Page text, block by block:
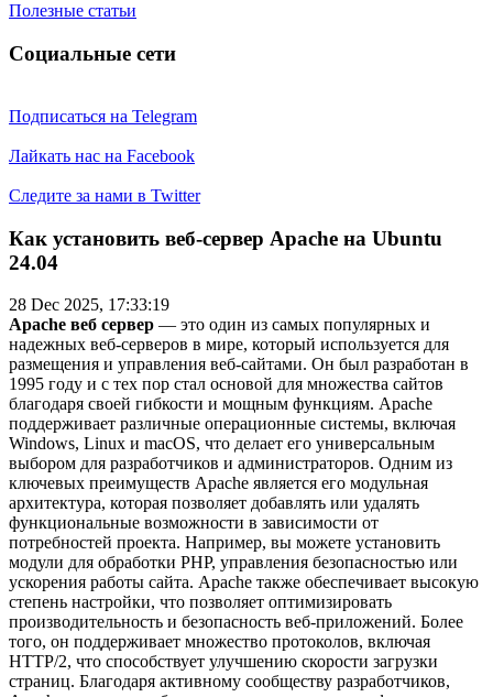
Полезные статьи
Социальные сети
Подписаться на Telegram
Лайкать нас на Facebook
Следите за нами в Twitter
Как установить веб-сервер Apache на Ubuntu
24.04
28 Dec 2025, 17:33:19
Apache веб сервер — это один из самых популярных и
надежных веб-серверов в мире, который используется для
размещения и управления веб-сайтами. Он был разработан в
1995 году и с тех пор стал основой для множества сайтов
благодаря своей гибкости и мощным функциям. Apache
поддерживает различные операционные системы, включая
Windows, Linux и macOS, что делает его универсальным
выбором для разработчиков и администраторов. Одним из
ключевых преимуществ Apache является его модульная
архитектура, которая позволяет добавлять или удалять
функциональные возможности в зависимости от
потребностей проекта. Например, вы можете установить
модули для обработки PHP, управления безопасностью или
ускорения работы сайта. Apache также обеспечивает высокую
степень настройки, что позволяет оптимизировать
производительность и безопасность веб-приложений. Более
того, он поддерживает множество протоколов, включая
HTTP/2, что способствует улучшению скорости загрузки
страниц. Благодаря активному сообществу разработчиков,